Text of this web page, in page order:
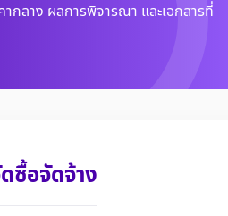
กลาง ผลการพิจารณา และเอกสารที่
ซื้อจัดจ้าง